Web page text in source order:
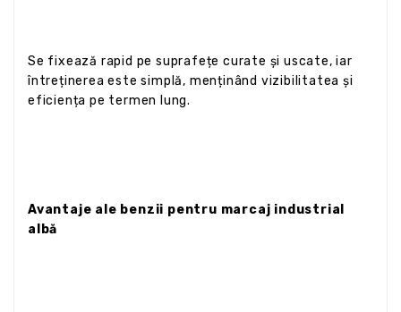
Se fixează rapid pe suprafețe curate și uscate, iar
întreținerea este simplă, menținând vizibilitatea și
eficiența pe termen lung.
Avantaje ale benzii pentru marcaj industrial
albă